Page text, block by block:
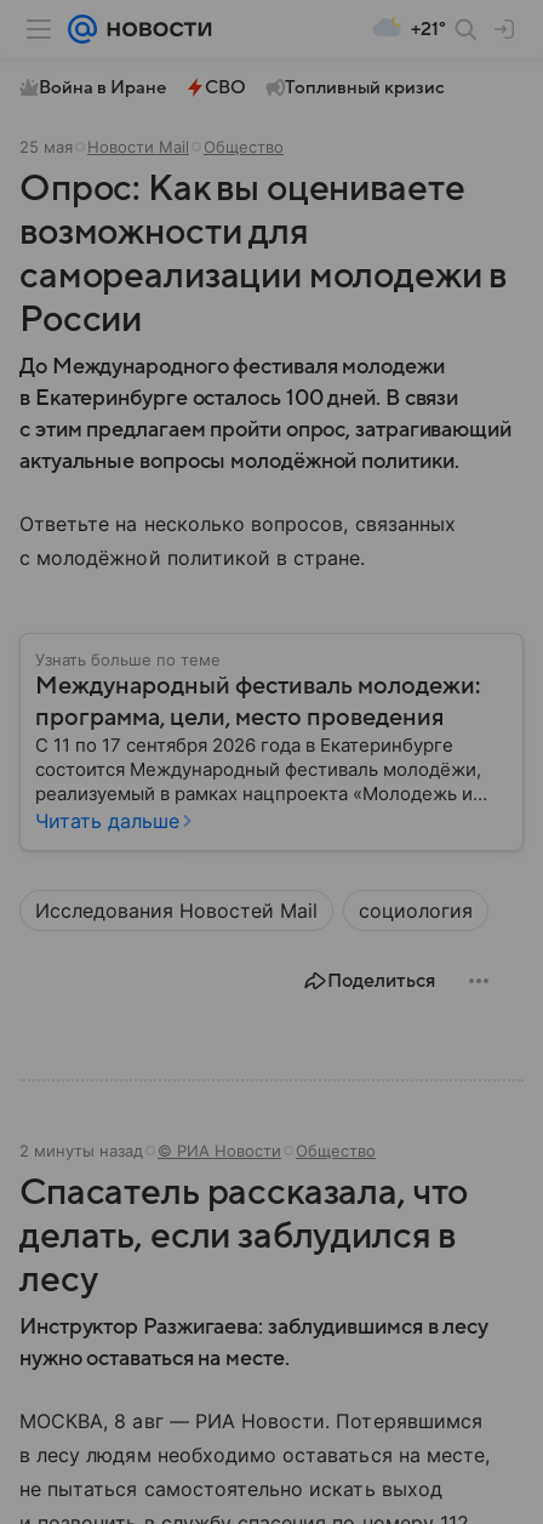
+21°
Война в Иране СВО Топливный кризис
25 мая Новости Mail Общество
Опрос: Как вы оцениваете
возможности для
самореализации молодежи в
России
До Международного фестиваля молодежи
в Екатеринбурге осталось 100 дней. В связи
с этим предлагаем пройти опрос, затрагивающий
актуальные вопросы молодёжной политики.
Ответьте на несколько вопросов, связанных
с молодёжной политикой в стране.
Узнать больше по теме
Международный фестиваль молодежи:
программа, цели, место проведения
С 11 по 17 сентября 2026 года в Екатеринбурге
состоится Международный фестиваль молодёжи,
реализуемый в рамках нацпроекта «Молодежь и
дети». Указ о его проведении подписал Президент
Читать дальше
Исследования Новостей Mail социология
Поделиться
2 минуты назад © РИА Новости Общество
Спасатель рассказала, что
делать, если заблудился в
лесу
Инструктор Разжигаева: заблудившимся в лесу
нужно оставаться на месте.
МОСКВА, 8 авг — РИА Новости. Потерявшимся
в лесу людям необходимо оставаться на месте,
не пытаться самостоятельно искать выход